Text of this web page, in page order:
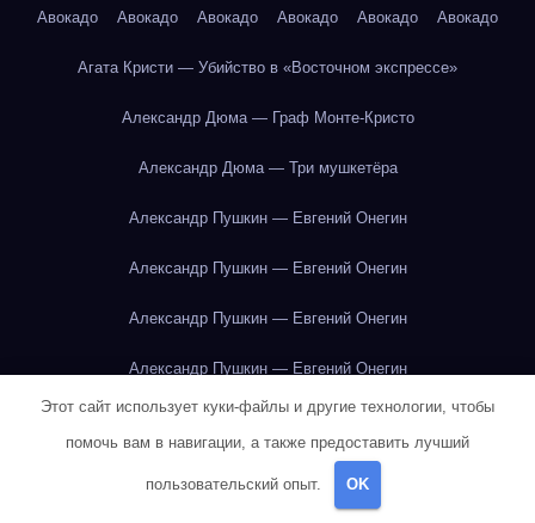
Авокадо Авокадо Авокадо Авокадо Авокадо Авокадо
Агата Кристи — Убийство в «Восточном экспрессе»
Александр Дюма — Граф Монте-Кристо
Александр Дюма — Три мушкетёра
Александр Пушкин — Евгений Онегин
Александр Пушкин — Евгений Онегин
Александр Пушкин — Евгений Онегин
Александр Пушкин — Евгений Онегин
Александр Пушкин — Евгений Онегин
Александр Пушкин — Евгений Онегин
Этот сайт использует куки-файлы и другие технологии, чтобы
помочь вам в навигации, а также предоставить лучший
пользовательский опыт. OK